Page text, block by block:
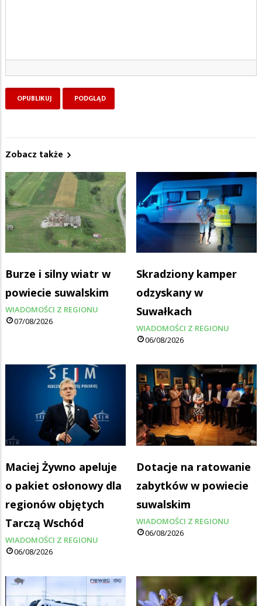
Zobacz także
Burze i silny wiatr w
powiecie suwalskim
WIADOMOŚCI Z REGIONU
07/08/2026
Skradziony kamper
odzyskany w
Suwałkach
WIADOMOŚCI Z REGIONU
06/08/2026
Maciej Żywno apeluje
o pakiet osłonowy dla
regionów objętych
Tarczą Wschód
WIADOMOŚCI Z REGIONU
06/08/2026
Dotacje na ratowanie
zabytków w powiecie
suwalskim
WIADOMOŚCI Z REGIONU
06/08/2026